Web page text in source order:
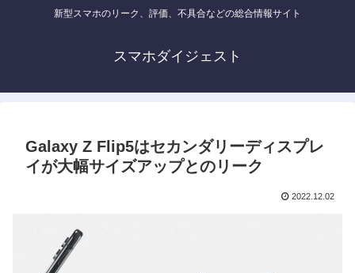
新型スマホのリーク、評価、不具合などの総合情報サイト
スマホダイジェスト
Galaxy Z Flip5はセカンダリーディスプレ
イが大幅サイズアップとのリーク
2022.12.02